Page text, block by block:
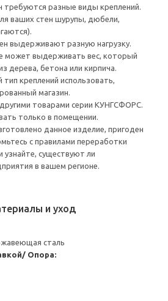
требуются разные виды креплений.
ваших стен шурупы, дюбели,
выдерживают разную нагрузку.
может выдерживать вес, который
дерева, бетона или кирпича.
креплений использовать,
магазин.
товарами серии КУНГСФОРС.
только в помещении.
данное изделие, пригоден
с правилами переработки
узнайте, существуют ли
в вашем регионе.
и уход
сталь
Опора: